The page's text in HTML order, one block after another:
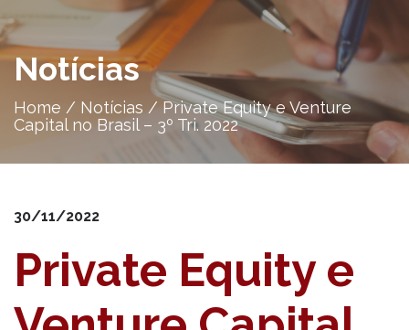
Notícias
Home / Notícias /Private Equity e Venture
Capital no Brasil – 3º Tri. 2022
30/11/2022
Private Equity e